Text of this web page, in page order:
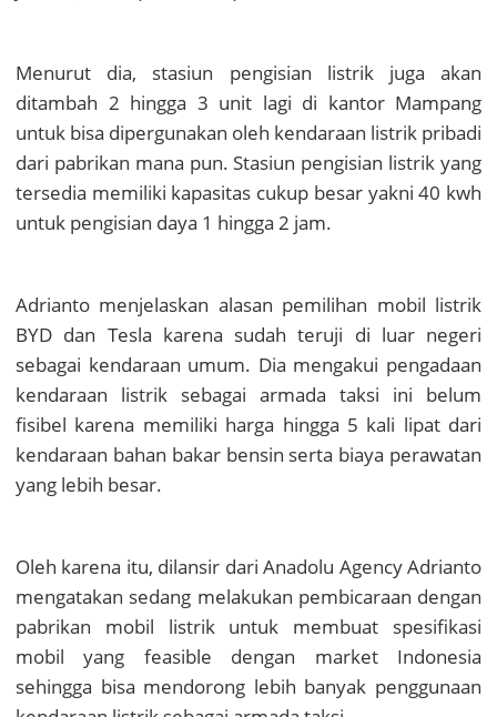
Menurut dia, stasiun pengisian listrik juga akan
ditambah 2 hingga 3 unit lagi di kantor Mampang
untuk bisa dipergunakan oleh kendaraan listrik pribadi
dari pabrikan mana pun. Stasiun pengisian listrik yang
tersedia memiliki kapasitas cukup besar yakni 40 kwh
untuk pengisian daya 1 hingga 2 jam.
Adrianto menjelaskan alasan pemilihan mobil listrik
BYD dan Tesla karena sudah teruji di luar negeri
sebagai kendaraan umum. Dia mengakui pengadaan
kendaraan listrik sebagai armada taksi ini belum
fisibel karena memiliki harga hingga 5 kali lipat dari
kendaraan bahan bakar bensin serta biaya perawatan
yang lebih besar.
Oleh karena itu, dilansir dari Anadolu Agency Adrianto
mengatakan sedang melakukan pembicaraan dengan
pabrikan mobil listrik untuk membuat spesifikasi
mobil yang feasible dengan market Indonesia
sehingga bisa mendorong lebih banyak penggunaan